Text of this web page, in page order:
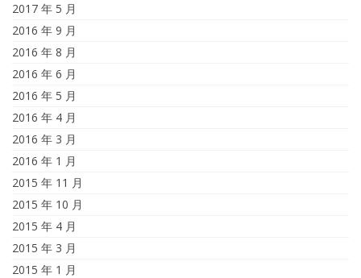
2017 年 5 月
2016 年 9 月
2016 年 8 月
2016 年 6 月
2016 年 5 月
2016 年 4 月
2016 年 3 月
2016 年 1 月
2015 年 11 月
2015 年 10 月
2015 年 4 月
2015 年 3 月
2015 年 1 月